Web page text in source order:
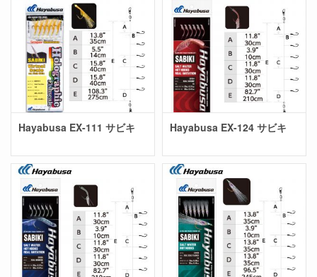
Hayabusa EX-111 サビキ Hayabusa EX-124 サビキ